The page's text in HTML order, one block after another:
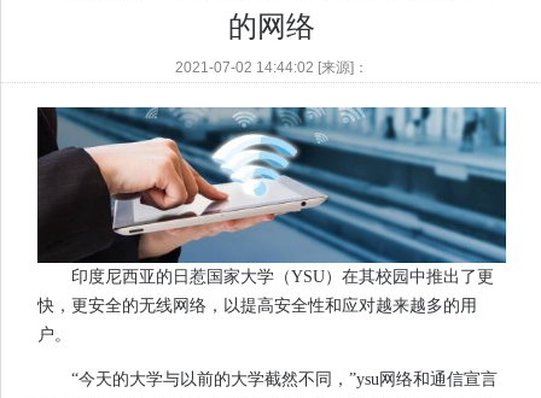
的网络
2021-07-02 14:44:02 [来源]：
印度尼西亚的日惹国家大学（YSU）在其校园中推出了更
快，更安全的无线网络，以提高安全性和应对越来越多的用
户。
“今天的大学与以前的大学截然不同，”ysu网络和通信宣言